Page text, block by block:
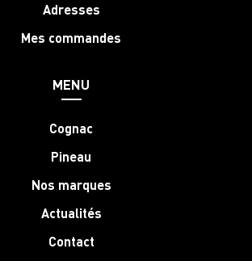
Adresses
Mes commandes
MENU
Cognac
Pineau
Nos marques
Actualités
Contact